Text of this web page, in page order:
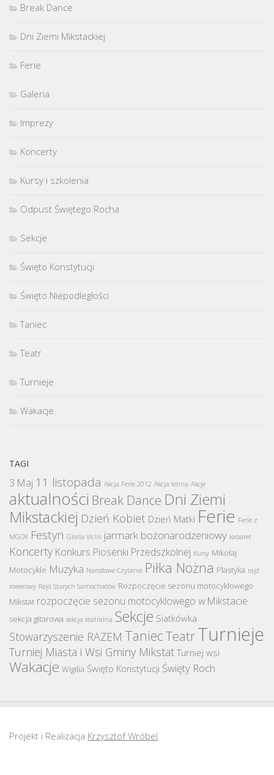
Break Dance
Dni Ziemi Mikstackiej
Ferie
Galeria
Imprezy
Koncerty
Kursy i szkolenia
Odpust Świętego Rocha
Sekcje
Święto Konstytucji
Święto Niepodległości
Taniec
Teatr
Turnieje
Wakacje
TAGI
3 Maj 11 listopada Akcja Ferie 2012 Akcja letnia Akcje
aktualności Break Dance Dni Ziemi
Mikstackiej Dzień Kobiet Dzień Matki Ferie Ferie z
MGOK Festyn Gloria Victis jarmark bożonarodzeniowy kabaret
Koncerty Konkurs Piosenki Przedszkolnej Kursy Mikołaj
Motocykle Muzyka Narodowe Czytanie Piłka Nożna Plastyka rajd
rowerowy Rajd Starych Samochodów Rozpoczęcie sezonu motocyklowego
Mikstat rozpoczęcie sezonu motocyklowego w Mikstacie
sekcja gitarowa sekcja teatralna Sekcje Siatkówka
Stowarzyszenie RAZEM TaniecTeatrTurnieje
Turniej Miasta i Wsi Gminy Mikstat Turniej wsi
Wakacje Wigilia Święto Konstytucji Święty Roch
Projekt i Realizacja Krzysztof Wróbel